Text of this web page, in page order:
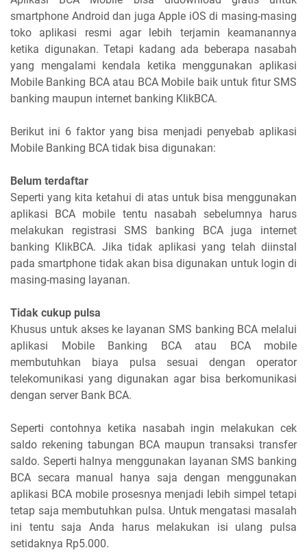
smartphone Android dan juga Apple iOS di masing-masing
toko aplikasi resmi agar lebih terjamin keamanannya
ketika digunakan. Tetapi kadang ada beberapa nasabah
yang mengalami kendala ketika menggunakan aplikasi
Mobile Banking BCA atau BCA Mobile baik untuk fitur SMS
banking maupun internet banking KlikBCA.
Berikut ini 6 faktor yang bisa menjadi penyebab aplikasi
Mobile Banking BCA tidak bisa digunakan:
Belum terdaftar
Seperti yang kita ketahui di atas untuk bisa menggunakan
aplikasi BCA mobile tentu nasabah sebelumnya harus
melakukan registrasi SMS banking BCA juga internet
banking KlikBCA. Jika tidak aplikasi yang telah diinstal
pada smartphone tidak akan bisa digunakan untuk login di
masing-masing layanan.
Tidak cukup pulsa
Khusus untuk akses ke layanan SMS banking BCA melalui
aplikasi Mobile Banking BCA atau BCA mobile
membutuhkan biaya pulsa sesuai dengan operator
telekomunikasi yang digunakan agar bisa berkomunikasi
dengan server Bank BCA.
Seperti contohnya ketika nasabah ingin melakukan cek
saldo rekening tabungan BCA maupun transaksi transfer
saldo. Seperti halnya menggunakan layanan SMS banking
BCA secara manual hanya saja dengan menggunakan
aplikasi BCA mobile prosesnya menjadi lebih simpel tetapi
tetap saja membutuhkan pulsa. Untuk mengatasi masalah
ini tentu saja Anda harus melakukan isi ulang pulsa
setidaknya Rp5.000.